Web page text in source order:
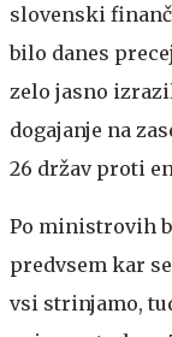
slovenski
bilo danes
zelo jasno
dogajanje na
26 držav proti
Po ministrovih
predvsem kar
vsi strinjamo,